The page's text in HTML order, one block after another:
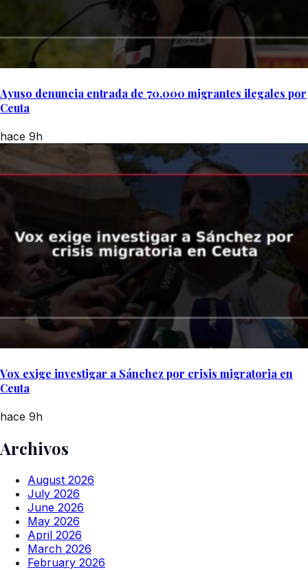
Ayuso denuncia entrada de 70.000 migrantes ilegales por
Ceuta
hace 9h
Vox exige investigar a Sánchez por crisis migratoria en
Ceuta
hace 9h
Archivos
August 2026
July 2026
June 2026
May 2026
April 2026
March 2026
February 2026